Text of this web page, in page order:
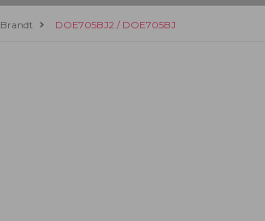
Brandt DOE705BJ2 / DOE705BJ